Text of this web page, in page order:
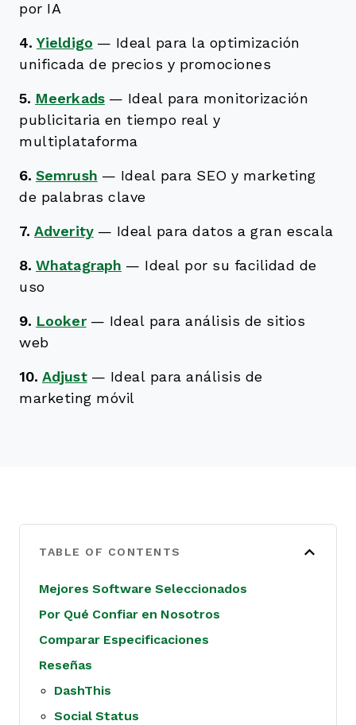
por IA
4. Yieldigo — Ideal para la optimización
unificada de precios y promociones
5. Meerkads — Ideal para monitorización
publicitaria en tiempo real y
multiplataforma
6. Semrush — Ideal para SEO y marketing
de palabras clave
7. Adverity — Ideal para datos a gran escala
8. Whatagraph — Ideal por su facilidad de
uso
9. Looker — Ideal para análisis de sitios
web
10. Adjust — Ideal para análisis de
marketing móvil
TABLE OF CONTENTS
Mejores Software Seleccionados
Por Qué Confiar en Nosotros
Comparar Especificaciones
Reseñas
DashThis
Social Status